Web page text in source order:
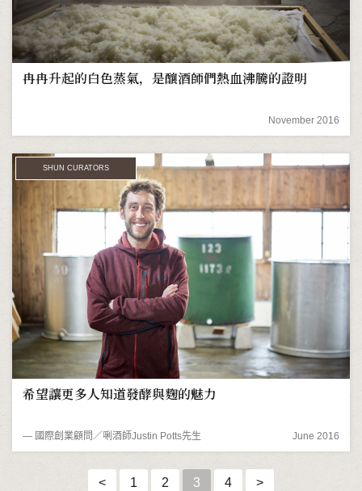
冉冉升起的白色蒸氣，是釀酒師們熱血沸騰的證明
November 2016
SHUN CURATORS
希望讓更多人知道發酵與麴的魅力
― 國際創業顧問／唎酒師Justin Potts先生 June 2016
< 1 2 3 4 >